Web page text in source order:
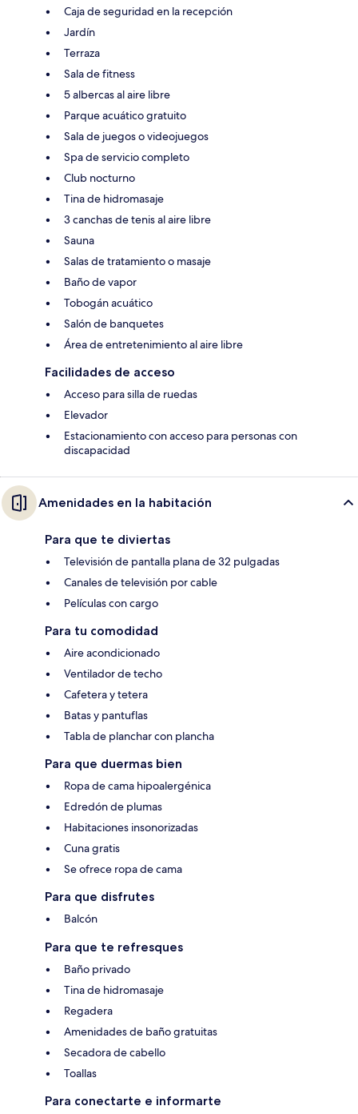
Caja de seguridad en la recepción
Jardín
Terraza
Sala de fitness
5 albercas al aire libre
Parque acuático gratuito
Sala de juegos o videojuegos
Spa de servicio completo
Club nocturno
Tina de hidromasaje
3 canchas de tenis al aire libre
Sauna
Salas de tratamiento o masaje
Baño de vapor
Tobogán acuático
Salón de banquetes
Área de entretenimiento al aire libre
Facilidades de acceso
Acceso para silla de ruedas
Elevador
Estacionamiento con acceso para personas con
discapacidad
Amenidades en la habitación
Para que te diviertas
Televisión de pantalla plana de 32 pulgadas
Canales de televisión por cable
Películas con cargo
Para tu comodidad
Aire acondicionado
Ventilador de techo
Cafetera y tetera
Batas y pantuflas
Tabla de planchar con plancha
Para que duermas bien
Ropa de cama hipoalergénica
Edredón de plumas
Habitaciones insonorizadas
Cuna gratis
Se ofrece ropa de cama
Para que disfrutes
Balcón
Para que te refresques
Baño privado
Tina de hidromasaje
Regadera
Amenidades de baño gratuitas
Secadora de cabello
Toallas
Para conectarte e informarte